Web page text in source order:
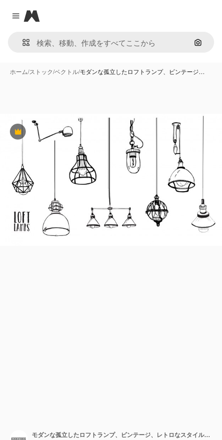
Close menu
Magnific
画像で
ホーム/ストック/ベクトル/モダンな孤立したロフトランプ、ビンテージ…
Premium
モダンな孤立したロフトランプ、ビンテージ、レトロなスタイルの電球のセット。手描きコレクション。